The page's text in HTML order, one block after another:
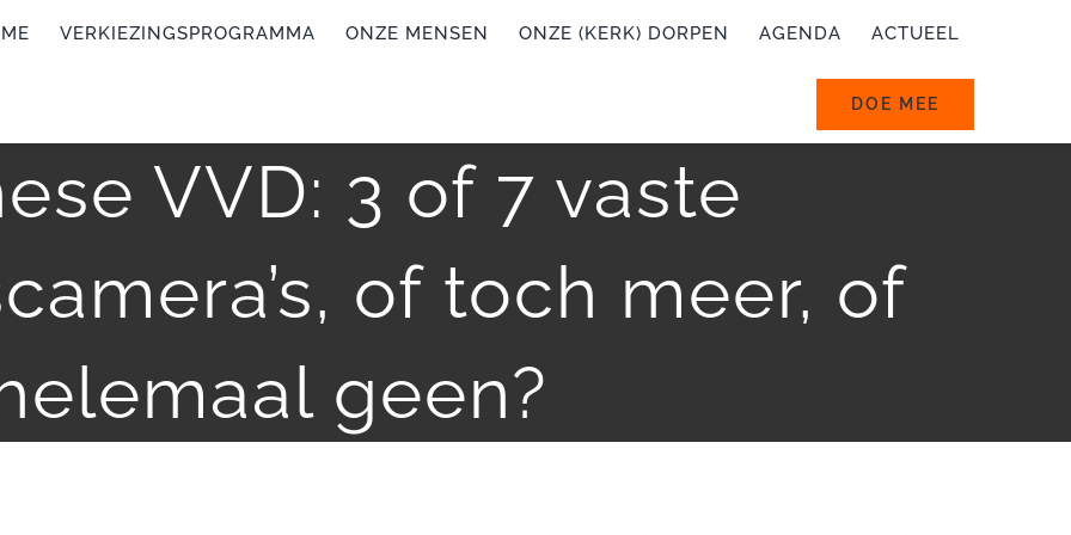
VERKIEZINGSPROGRAMMA ONZE MENSEN ONZE (KERK) DORPEN AGENDA ACTUEEL
DOE MEE
VVD: 3 of 7 vaste
of toch meer, of
geen?